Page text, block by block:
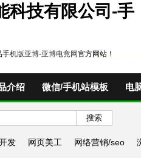
科技有限公司-手
手机版亚博-亚博电竞网官方网站！
介绍 微信/手机站模板 电
发 网页美工 网络营销/seo